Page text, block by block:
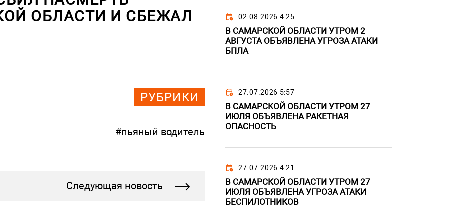
ОБЛАСТИ И СБЕЖАЛ
РУБРИКИ
#пьяный водитель
Следующая новость
02.08.2026 4:25
В САМАРСКОЙ ОБЛАСТИ УТРОМ 2
АВГУСТА ОБЪЯВЛЕНА УГРОЗА АТАКИ
БПЛА
27.07.2026 5:57
В САМАРСКОЙ ОБЛАСТИ УТРОМ 27
ИЮЛЯ ОБЪЯВЛЕНА РАКЕТНАЯ
ОПАСНОСТЬ
27.07.2026 4:21
В САМАРСКОЙ ОБЛАСТИ УТРОМ 27
ИЮЛЯ ОБЪЯВЛЕНА УГРОЗА АТАКИ
БЕСПИЛОТНИКОВ